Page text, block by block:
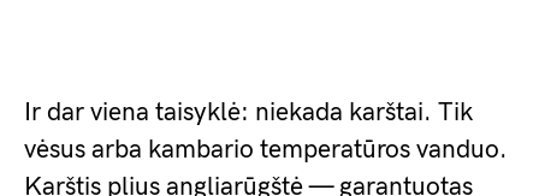
Ir dar viena taisyklė: niekada karštai. Tik
vėsus arba kambario temperatūros vanduo.
Karštis plius angliarūgštė — garantuotas